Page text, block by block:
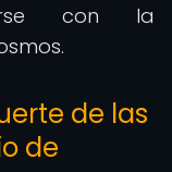
con la
de las
de